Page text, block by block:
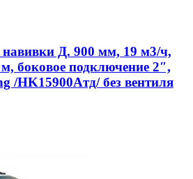
Д. 900 мм, 19 м3/ч,
боковое подключение 2″,
/HK15900Aтд/ без вентиля